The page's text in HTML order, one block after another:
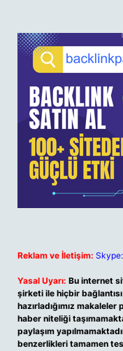
Reklam ve İletişim:
Yasal Uyarı: Bu internet
şirketi ile hiçbir
hazırladığımız
haber niteliği
paylaşım
benzerlikleri tamamen